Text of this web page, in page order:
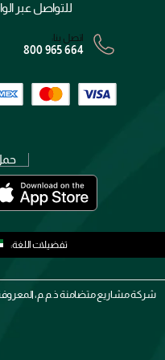
سياسة الخصوصيةللتواصل عبر
اتصل بنا:
800 965 664
تفضيلات اللغة:
شركة مشاريع متضامنة ذ.م.م،